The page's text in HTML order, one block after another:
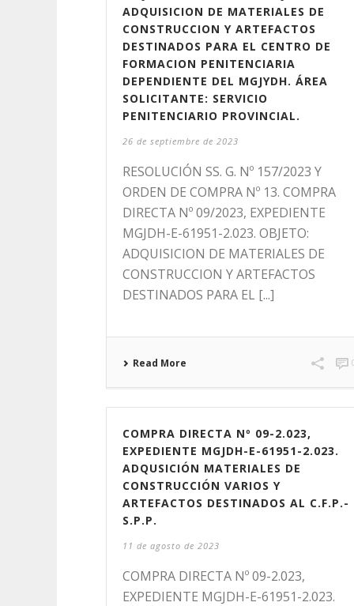
ADQUISICION DE MATERIALES DE
CONSTRUCCION Y ARTEFACTOS
DESTINADOS PARA EL CENTRO DE
FORMACION PENITENCIARIA
DEPENDIENTE DEL MGJYDH. ÁREA
SOLICITANTE: SERVICIO
PENITENCIARIO PROVINCIAL.
26 de septiembre de 2023
RESOLUCIÓN SS. G. Nº 157/2023 Y
ORDEN DE COMPRA Nº 13. COMPRA
DIRECTA Nº 09/2023, EXPEDIENTE
MGJDH-E-61951-2.023. OBJETO:
ADQUISICION DE MATERIALES DE
CONSTRUCCION Y ARTEFACTOS
DESTINADOS PARA EL [...]
Read More
COMPRA DIRECTA Nº 09-2.023,
EXPEDIENTE MGJDH-E-61951-2.023.
ADQUSICIÓN MATERIALES DE
CONSTRUCCIÓN VARIOS Y
ARTEFACTOS DESTINADOS AL C.F.P.-
S.P.P.
11 de agosto de 2023
COMPRA DIRECTA Nº 09-2.023,
EXPEDIENTE MGJDH-E-61951-2.023.